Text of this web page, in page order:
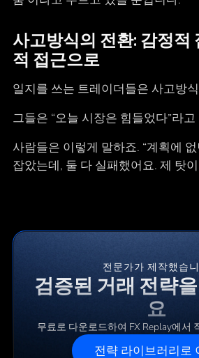
사고방식의 전환: 감정적
적 접근으로
일지를 쓰는 트레이더들은 사고방
그들은 “오늘 시장은 힘들었다”라
사람들은 이렇게 말하죠. “계획에
잡았는데, 둘 다 실패했어요. 제 탓
전문가가 제작했습
검증된 거래 전략
요
무료로 다운로드하여 FX Replay에서
전략 라이브러리로